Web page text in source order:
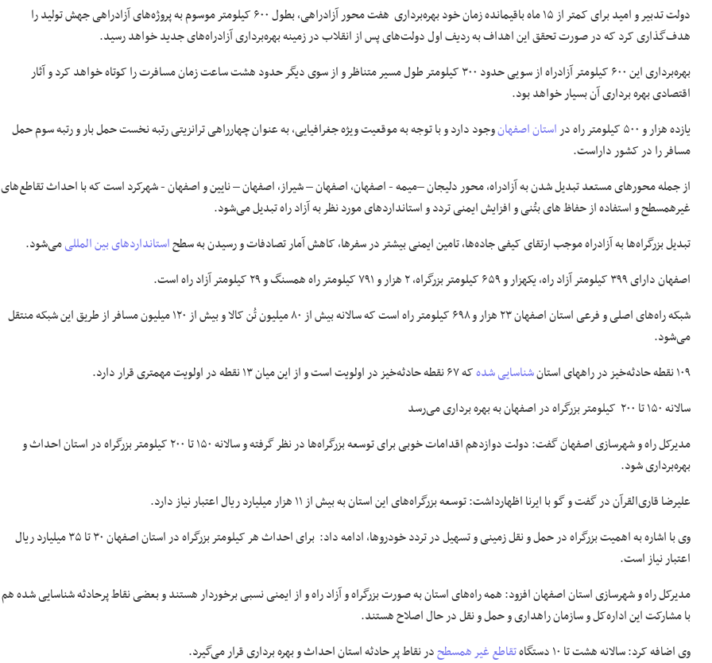
دولت تدبیر و امید برای کمتر از ۱۵ ماه باقیمانده زمان خود بهره‌برداری هفت محور آزادراهی، بطول ۶۰۰ کیلومتر موسوم به پروژه‌های آزادراهی جهش تولید را
هدف‌گذاری کرد که در صورت تحقق این اهداف به ردیف اول دولت‌های پس از انقلاب در زمینه بهره‌برداری آزادراه‌های جدید خواهد رسید.
بهره‌برداری این ۶۰۰ کیلومتر آزادراه از سویی حدود ۳۰۰ کیلومتر طول مسیر متناظر و از سوی دیگر حدود هشت ساعت زمان مسافرت را کوتاه خواهد کرد و آثار
اقتصادی بهره برداری آن بسیار خواهد بود.
یازده هزار و ۵۰۰ کیلومتر راه در
استان اصفهانوجود دارد و با توجه به موقعیت ویژه جغرافیایی، به عنوان چهارراهی ترانزیتی رتبه نخست حمل بار و رتبه سوم حمل
مسافر را در کشور داراست.
از جمله محورهای مستعد تبدیل شدن به آزادراه، محور دلیجان –میمه - اصفهان، اصفهان – شیراز، اصفهان – نایین و اصفهان - شهرکرد است که با احداث تقاطع‌های
غیرهمسطح و استفاده از حفاظ های بتُنی و افزایش ایمنی تردد و استانداردهای مورد نظر به آزاد راه تبدیل می‌شود.
تبدیل بزرگراه‌ها به آزادراه موجب ارتقای کیفی جاده‌ها، تامین ایمنی بیشتر در سفرها، کاهش آمار تصادفات و رسیدن به سطحاستانداردهای بین المللیمی‌شود.
اصفهان دارای ۳۹۹ کیلومتر آزاد راه، یکهزار و ۶۵۹ کیلومتر بزرگراه، ۲ هزار و ۷۹۱ کیلومتر راه همسنگ و ۲۹ کیلومتر آزاد راه است.
شبکه راه‌های اصلی و فرعی استان اصفهان ۲۳ هزار و ۶۹۸ کیلومتر راه است که سالانه بیش از ۸۰ میلیون تُن کالا و بیش از ۱۲۰ میلیون مسافر از طریق این شبکه منتقل
می‌شود.
۱۰۹ نقطه حادثه‌خیز در راههای استان
شناسایی شدهکه ۶۷ نقطه حادثه‌خیز در اولویت است و از این میان ۱۳ نقطه در اولویت مهمتری‌ قرار دارد.
سالانه ۱۵۰ تا ۲۰۰ کیلومتر بزرگراه در اصفهان به بهره برداری می‌رسد
مدیرکل راه و شهرسازی اصفهان گفت: دولت دوازدهم اقدامات خوبی برای توسعه بزرگراه‌ها در نظر گرفته و سالانه ۱۵۰ تا ۲۰۰ کیلومتر بزرگراه در استان احداث و
بهره‌برداری شود.
علیرضا قاری‌القرآن در گفت و گو با ایرنا اظهارداشت: توسعه بزرگراه‌های این استان به بیش از ۱۱ هزار میلیارد ریال اعتبار نیاز دارد.
وی با اشاره به اهمیت بزرگراه در حمل و نقل زمینی و تسهیل در تردد خودروها، ادامه داد: برای احداث هر کیلومتر بزرگراه در استان اصفهان ۳۰ تا ۳۵ میلیارد ریال
اعتبار نیاز است.
مدیرکل راه و شهرسازی استان اصفهان افزود: همه راه‌های استان به صورت بزرگراه و آزاد راه و از ایمنی نسبی برخوردار هستند و بعضی نقاط پرحادثه شناسایی شده هم
با مشارکت این اداره‌کل و سازمان راهداری و حمل و نقل در حال اصلاح هستند.
وی اضافه کرد: سالانه هشت تا ۱۰ دستگاه
تقاطع غیر همسطحدر نقاط پر حادثه استان احداث و بهره برداری قرار می‌گیرد.